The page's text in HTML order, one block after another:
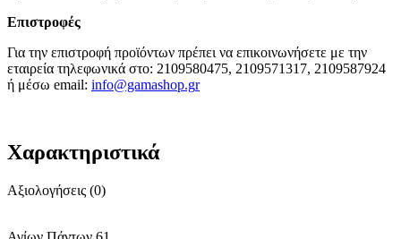
Επιστροφές
Για την επιστροφή προϊόντων πρέπει να επικοινωνήσετε με την
εταιρεία τηλεφωνικά στο: 2109580475, 2109571317, 2109587924
ή μέσω email: info@gamashop.gr
Χαρακτηριστικά
Αξιολογήσεις (0)